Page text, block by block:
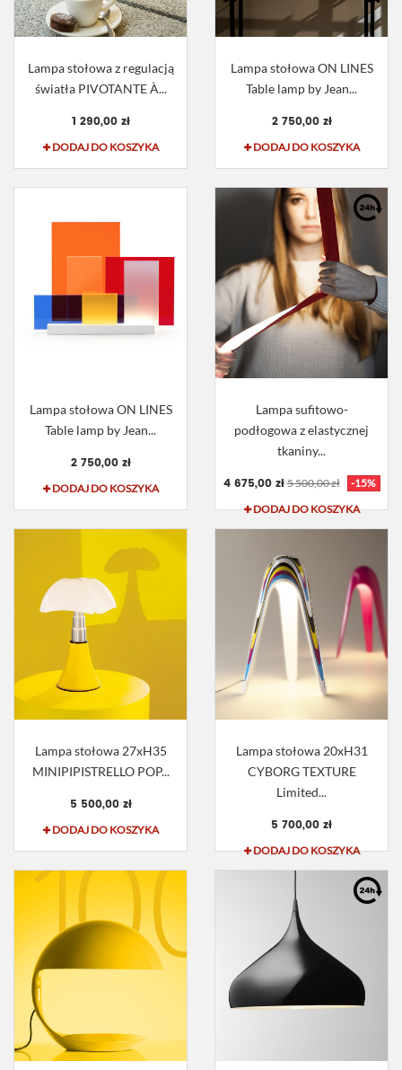
Lampa stołowa z regulacją
światła PIVOTANTE À...
1 290,00 zł
DODAJ DO KOSZYKA
Lampa stołowa ON LINES
Table lamp by Jean...
2 750,00 zł
DODAJ DO KOSZYKA
Lampa stołowa ON LINES
Table lamp by Jean...
2 750,00 zł
DODAJ DO KOSZYKA
Lampa sufitowo-
podłogowa z elastycznej
tkaniny...
4 675,00 zł 5 500,00 zł
-15%
DODAJ DO KOSZYKA
Lampa stołowa 27xH35
MINIPIPISTRELLO POP...
5 500,00 zł
DODAJ DO KOSZYKA
Lampa stołowa 20xH31
CYBORG TEXTURE
Limited...
5 700,00 zł
DODAJ DO KOSZYKA